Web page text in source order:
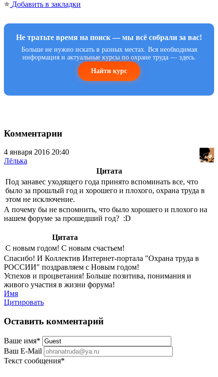
Добавить в закладки
Не тратьте время на поиск — мы всё собрали за вас!
Больше не нужно искать в разных местах. Вся необходимая
информация и актуальные курсы по охране труда — здесь.
Найти курс
Комментарии
4 января 2016 20:40
Лёлька
Цитата
Под занавес уходящего года принято вспоминать все, что
было за прошлый год и хорошего и плохого, охрана труда в
этом не исключение.
А почему бы не вспомнить, что было хорошего и плохого на
нашем форуме за прошедший год? :D
Цитата
С новым годом! С новым счастьем!
Спасибо! И Коллектив Интернет-портала "Охрана труда в
РОССИИ" поздравляем с Новым годом!
Успехов и процветания! Больше позитива, понимания и
живого участия в жизни форума!
Имя
Цитировать
Оставить комментарий
Ваше имя*
Ваш E-Mail
Текст сообщения*